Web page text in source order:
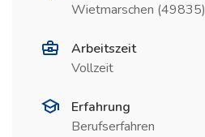
Wietmarschen (49835)
Arbeitszeit
Vollzeit
Erfahrung
Berufserfahren